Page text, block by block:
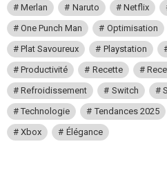
Merlan
Naruto Netflix
One Punch Man
Optimisation
Plat Savoureux
Playstation
Productivité
Recette
Refroidissement
Switch
Technologie
Tendances 2025
Xbox
Élégance